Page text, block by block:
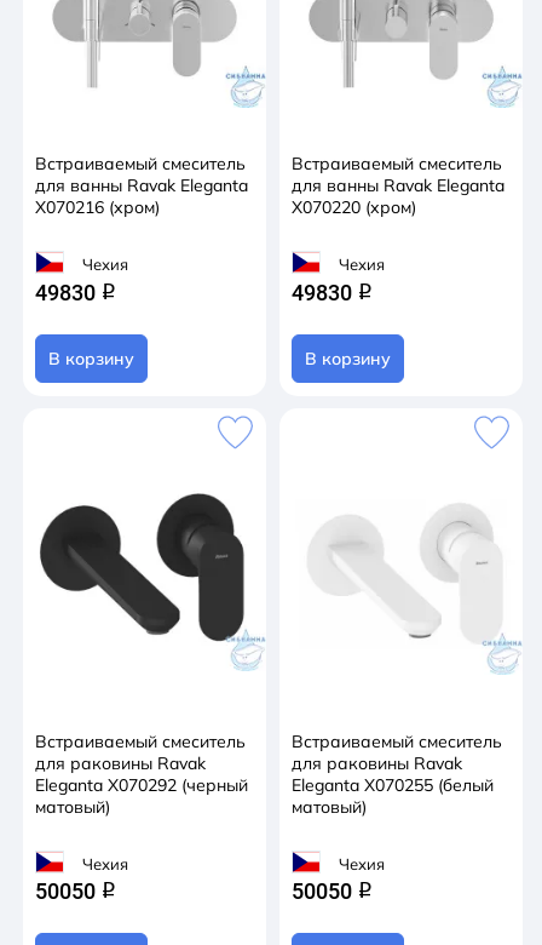
Встраиваемый смеситель
для ванны Ravak Eleganta
X070216 (хром)
Чехия
49830 q
В корзину
Встраиваемый смеситель
для ванны Ravak Eleganta
X070220 (хром)
Чехия
49830 q
В корзину
Встраиваемый смеситель
для раковины Ravak
Eleganta X070292 (черный
матовый)
Чехия
50050 q
Встраиваемый смеситель
для раковины Ravak
Eleganta X070255 (белый
матовый)
Чехия
50050 q